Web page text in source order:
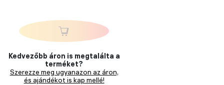
Kedvezőbb áron is megtalálta a
terméket?
Szerezze meg ugyanazon az áron,
és ajándékot is kap mellé!